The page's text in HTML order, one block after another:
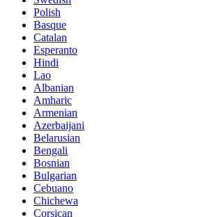
Polish
Basque
Catalan
Esperanto
Hindi
Lao
Albanian
Amharic
Armenian
Azerbaijani
Belarusian
Bengali
Bosnian
Bulgarian
Cebuano
Chichewa
Corsican